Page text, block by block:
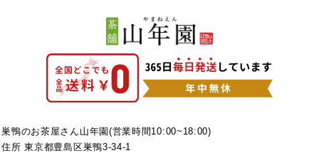
巣鴨のお茶屋さん山年園(営業時間10:00~18:00)
住所 東京都豊島区巣鴨3-34-1